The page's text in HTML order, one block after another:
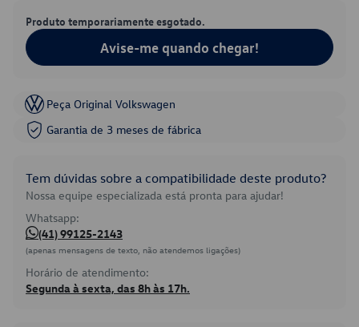
Produto temporariamente esgotado.
Avise-me quando chegar!
Peça Original Volkswagen
Garantia de 3 meses de fábrica
Tem dúvidas sobre a compatibilidade deste produto?
Nossa equipe especializada está pronta para ajudar!
Whatsapp:
(41) 99125-2143
(apenas mensagens de texto, não atendemos ligações)
Horário de atendimento:
Segunda à sexta, das 8h às 17h.